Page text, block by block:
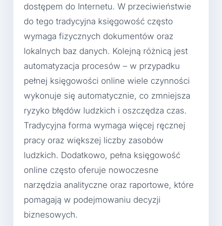
dostępem do Internetu. W przeciwieństwie
do tego tradycyjna księgowość często
wymaga fizycznych dokumentów oraz
lokalnych baz danych. Kolejną różnicą jest
automatyzacja procesów – w przypadku
pełnej księgowości online wiele czynności
wykonuje się automatycznie, co zmniejsza
ryzyko błędów ludzkich i oszczędza czas.
Tradycyjna forma wymaga więcej ręcznej
pracy oraz większej liczby zasobów
ludzkich. Dodatkowo, pełna księgowość
online często oferuje nowoczesne
narzędzia analityczne oraz raportowe, które
pomagają w podejmowaniu decyzji
biznesowych.